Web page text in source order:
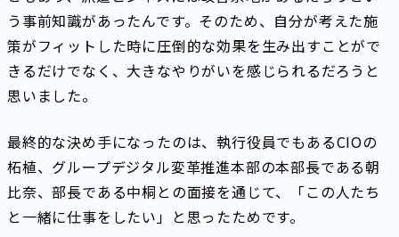
う事前知識があったんです。そのため、自分が考えた施
策がフィットした時に圧倒的な効果を生み出すことがで
きるだけでなく、大きなやりがいを感じられるだろうと
思いました。
最終的な決め手になったのは、執行役員でもあるCIOの
柘植、グループデジタル変革推進本部の本部長である朝
比奈、部長である中桐との面接を通じて、「この人たち
と一緒に仕事をしたい」と思ったためです。